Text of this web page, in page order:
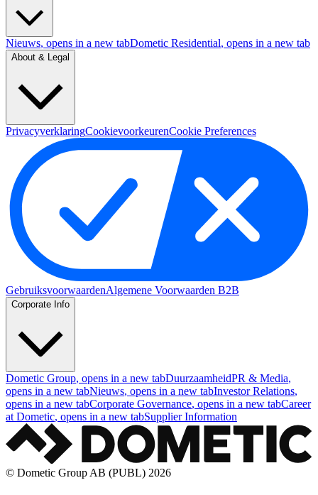
Nieuws, opens in a new tabDometic Residential, opens in a new tab
About & Legal
PrivacyverklaringCookievoorkeurenCookie Preferences
GebruiksvoorwaardenAlgemene Voorwaarden B2B
Corporate Info
Dometic Group, opens in a new tabDuurzaamheidPR & Media,
opens in a new tabNieuws, opens in a new tabInvestor Relations,
opens in a new tabCorporate Governance, opens in a new tabCareer
at Dometic, opens in a new tabSupplier Information
© Dometic Group AB (PUBL) 2026